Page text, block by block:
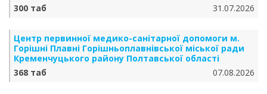
300 таб
31.07.2026
Центр первинної медико-санітарної допомоги м.
Горішні Плавні Горішньоплавнівської міської ради
Кременчуцького району Полтавської області
368 таб
07.08.2026